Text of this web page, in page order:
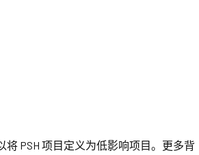
PSH 项目定义为低影响项目。更多背